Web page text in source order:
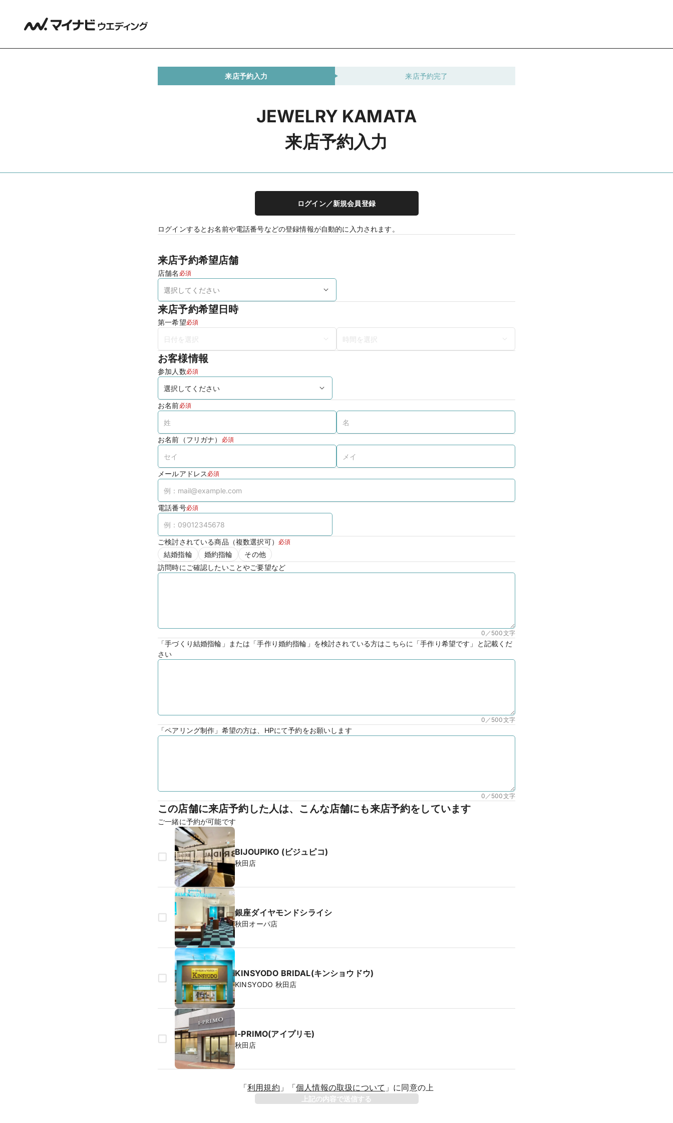
来店予約入力 来店予約完了
JEWELRY KAMATA
来店予約入力
ログイン／新規会員登録
ログインするとお名前や電話番号などの登録情報が自動的に入力されます。
来店予約希望店舗
店舗名 必須
来店予約希望日時
第一希望必須
お客様情報
参加人数必須
お名前必須
お名前（フリガナ） 必須
メールアドレス 必須
電話番号必須
ご検討されている商品（複数選択可） 必須
結婚指輪 婚約指輪
その他
訪問時にご確認したいことやご要望など
0／500文字
「手づくり結婚指輪」または「手作り婚約指輪」を検討されている方はこちらに「手作り希望です」と記載くだ
さい
0／500文字
「ペアリング制作」希望の方は、HPにて予約をお願いします
0／500文字
この店舗に来店予約した人は、こんな店舗にも来店予約をしています
ご一緒に予約が可能です
BIJOUPIKO (ビジュピコ)
秋田店
銀座ダイヤモンドシライシ
秋田オーパ店
KINSYODO BRIDAL(キンショウドウ)
KINSYODO 秋田店
I-PRIMO(アイプリモ)
秋田店
「利用規約 」 「個人情報の取扱について 」 に同意の上
上記の内容で送信する